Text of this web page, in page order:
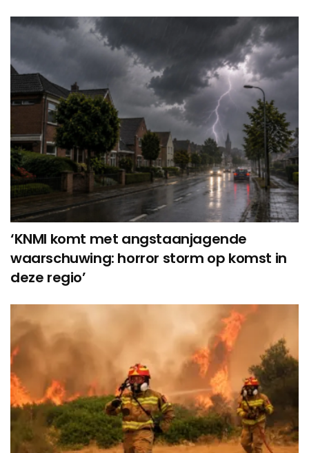
‘KNMI komt met angstaanjagende
waarschuwing: horror storm op komst in
deze regio’